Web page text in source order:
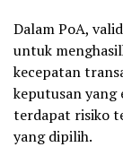
Dalam PoA,
untuk
kecepatan
keputusan yang
terdapat risiko
yang dipilih.